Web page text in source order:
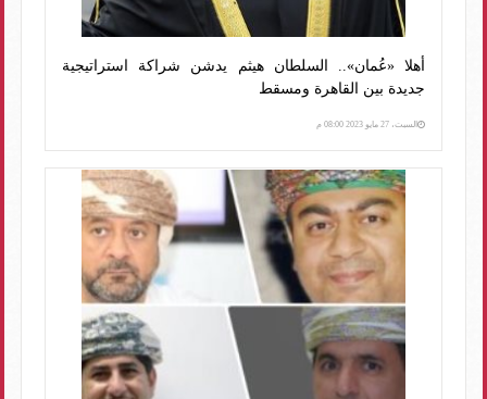
أهلا «عُمان».. السلطان هيثم يدشن شراكة استراتيجية
جديدة بين القاهرة ومسقط
السبت، 27 مايو 2023 08:00 م